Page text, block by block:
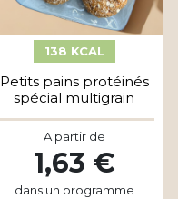
138 KCAL
Petits pains protéinés
spécial multigrain
A partir de
1,63 €
dans un programme